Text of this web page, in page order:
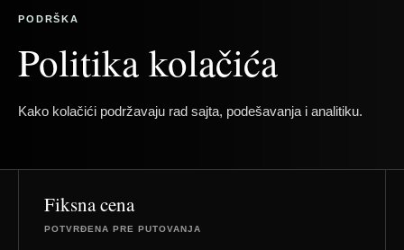
PODRŠKA
Politika kolačića
Kako kolačići podržavaju rad sajta, podešavanja i analitiku.
Fiksna cena
POTVRĐENA PRE PUTOVANJA